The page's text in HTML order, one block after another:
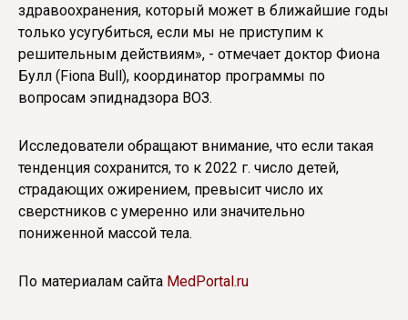
здравоохранения, который может в ближайшие годы
только усугубиться, если мы не приступим к
решительным действиям», - отмечает доктор Фиона
Булл (Fiona Bull), координатор программы по
вопросам эпиднадзора ВОЗ.
Исследователи обращают внимание, что если такая
тенденция сохранится, то к 2022 г. число детей,
страдающих ожирением, превысит число их
сверстников с умеренно или значительно
пониженной массой тела.
По материалам сайта MedPortal.ru